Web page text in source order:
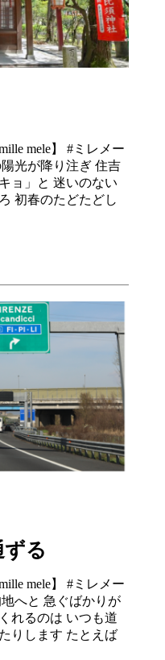
mele】 #ミレメー
光が降り注ぎ 住吉
ョ」と 迷いのない
初春のたどたどし
る
mele】 #ミレメー
へと 急ぐばかりが
れるのは いつも道
りします たとえば